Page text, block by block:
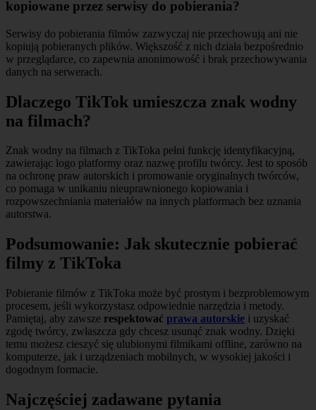
kopiowane przez serwisy do pobierania?
Serwisy do pobierania filmów zazwyczaj nie przechowują ani nie
kopiują pobieranych plików. Większość z nich działa bezpośrednio
w przeglądarce, co zapewnia anonimowość i brak przechowywania
danych na serwerach.
Dlaczego TikTok umieszcza znak wodny
na filmach?
Znak wodny na filmach z TikToka pełni funkcję identyfikacyjną,
zawierając logo platformy oraz nazwę profilu twórcy. Jest to sposób
na ochronę praw autorskich i promowanie oryginalnych twórców,
co pomaga w unikaniu nieuprawnionego kopiowania i
rozpowszechniania materiałów na innych platformach bez uznania
autorstwa.
Podsumowanie: Jak skutecznie pobierać
filmy z TikToka
Pobieranie filmów z TikToka może być prostym i bezproblemowym
procesem, jeśli wykorzystasz odpowiednie narzędzia i metody.
Pamiętaj, aby zawsze respektować prawa autorskie i uzyskać
zgodę twórcy, zwłaszcza gdy chcesz usunąć znak wodny. Dzięki
temu możesz cieszyć się ulubionymi filmikami offline, zarówno na
komputerze, jak i urządzeniach mobilnych, w wysokiej jakości i
dogodnym formacie.
Najczęściej zadawane pytania